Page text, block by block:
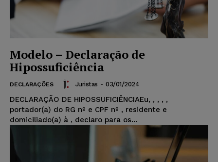
Modelo – Declaração de
Hipossuficiência
DECLARAÇÕES Juristas - 03/01/2024
DECLARAÇÃO DE HIPOSSUFICIÊNCIAEu, , , , ,
portador(a) do RG nº e CPF nº , residente e
domiciliado(a) à , declaro para os...